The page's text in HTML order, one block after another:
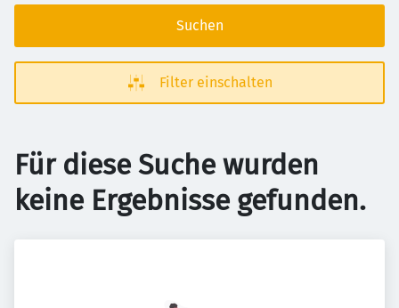
Suchen
Filter einschalten
Für diese Suche wurden
keine Ergebnisse gefunden.